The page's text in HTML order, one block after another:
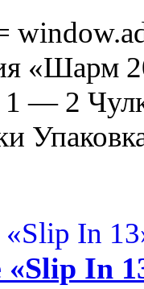
«Шарм
1 — 2
In